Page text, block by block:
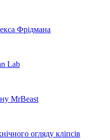
Фрідмана
Lab
MrBeast
огляду кліпсів